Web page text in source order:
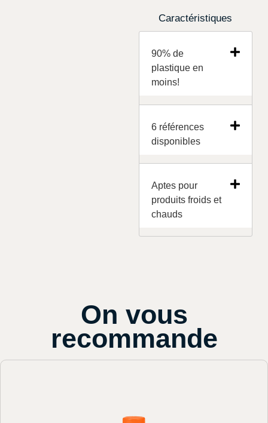
Caractéristiques
90% de
plastique en
moins!
6 références
disponibles
Aptes pour
produits froids et
chauds
On vous
recommande